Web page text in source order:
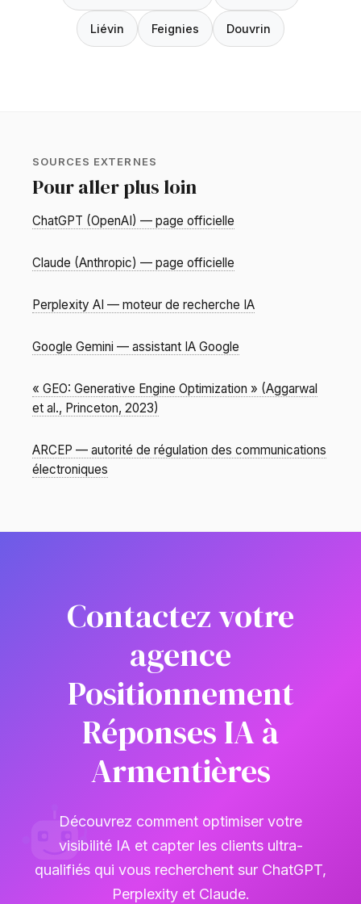
Liévin Feignies Douvrin
SOURCES EXTERNES
Pour aller plus loin
ChatGPT (OpenAI) — page officielle
Claude (Anthropic) — page officielle
Perplexity AI — moteur de recherche IA
Google Gemini — assistant IA Google
« GEO: Generative Engine Optimization » (Aggarwal
et al., Princeton, 2023)
ARCEP — autorité de régulation des communications
électroniques
Contactez votre
agence
Positionnement
Réponses IA à
Armentières
Découvrez comment optimiser votre
visibilité IA et capter les clients ultra-
qualifiés qui vous recherchent sur ChatGPT,
Perplexity et Claude.